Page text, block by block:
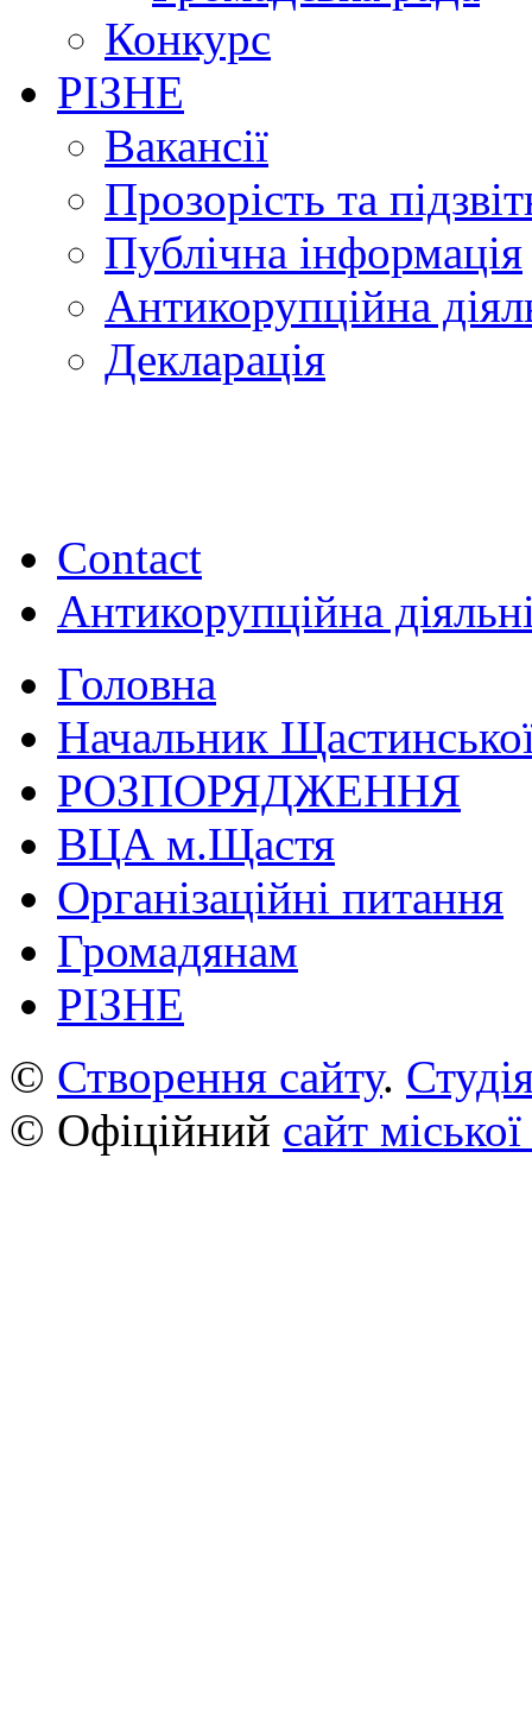
Конкурс
РІЗНЕ
Вакансії
Прозорість та
Публічна інформація
Антикорупційна
Декларація
Contact
Антикорупційна
Головна
Начальник
РОЗПОРЯДЖЕННЯ
ВЦА м.Щастя
Організаційні питання
Громадянам
РІЗНЕ
© Створення сайту.
© Офіційний сайт